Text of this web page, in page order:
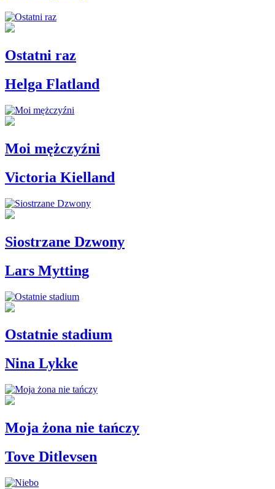
Ostatni raz
Helga Flatland
Moi mężczyźni
Victoria Kielland
Siostrzane Dzwony
Lars Mytting
Ostatnie stadium
Nina Lykke
Moja żona nie tańczy
Tove Ditlevsen